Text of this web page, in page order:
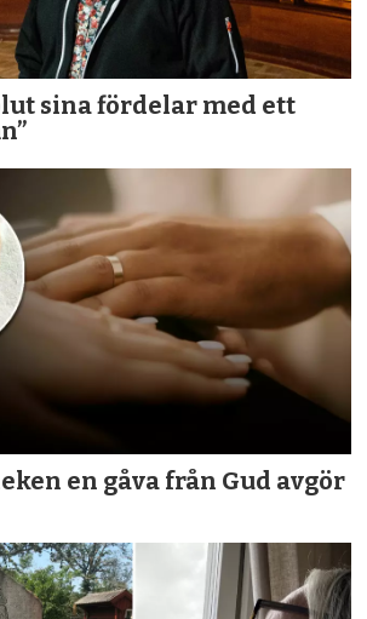
sina fördelar med ett
en gåva från Gud avgör